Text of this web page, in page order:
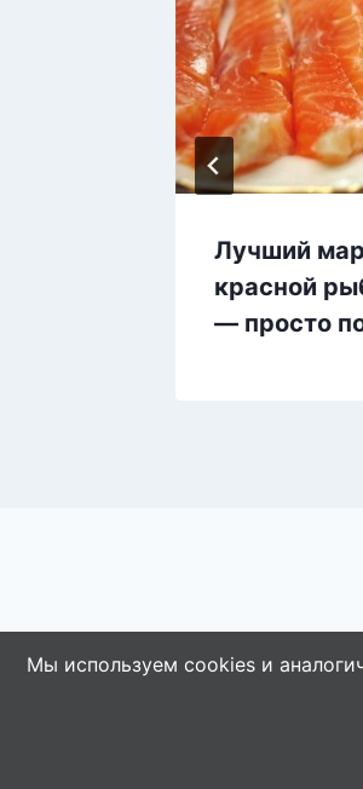
Лучший
красной
— просто
Мы используем cookies и